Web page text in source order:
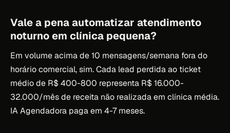
Vale a pena automatizar atendimento
noturno em clínica pequena?
Em volume acima de 10 mensagens/semana fora do
horário comercial, sim. Cada lead perdida ao ticket
médio de R$ 400-800 representa R$ 16.000-
32.000/mês de receita não realizada em clínica média.
IA Agendadora paga em 4-7 meses.